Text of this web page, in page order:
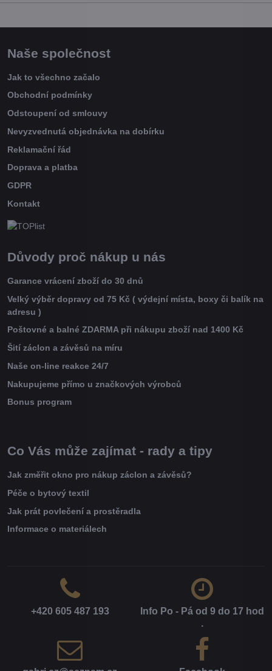
Naše společnost
Jak to všechno začalo
Obchodní podmínky
Odstoupení od smlouvy
Nevyzvednutá objednávka na dobírku
Reklamační řád
Doprava a platba
GDPR
Kontakt
Důvody proč nákup u nás
Garance vrácení zboží do 30 dnů
Velký výběr dopravy od 75 Kč ( výdejní místa, boxy či balík na
adresu )
Poštovné a balné ZDARMA při nákupu zboží nad 1400 Kč
Šití záclon a závěsů na míru
Naše on-line reakce 24/7
Nakupujeme přímo u značkových výrobců
Bonus program
Co Vás může zajímat - rady a tipy
Jak změřit okno pro nákup záclon a závěsů?
Péče o bytový textil
Jak prát povlečení a prostěradla
Informace o materiálech
+420 605 487 193
Info Po - Pá od 9 do 17 hod​
.